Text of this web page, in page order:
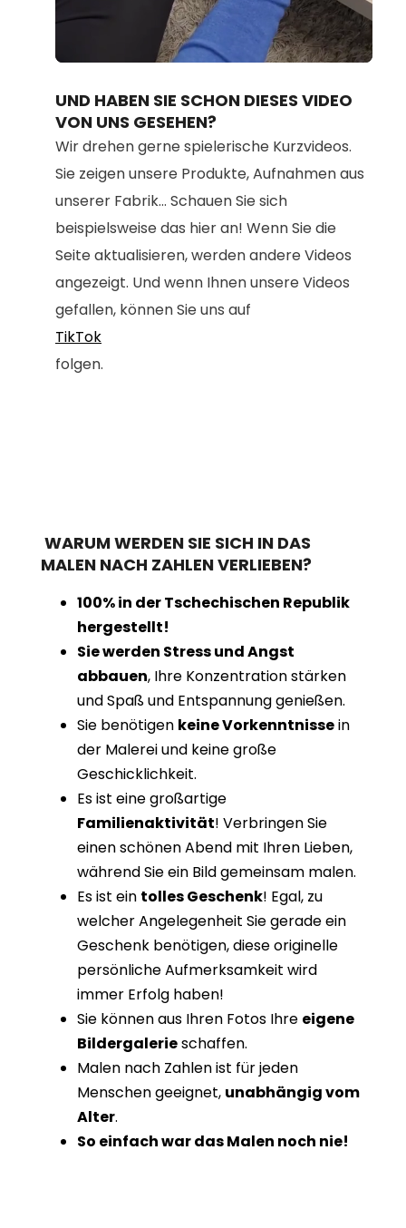
Loaded:
70.19%
UND HABEN SIE SCHON DIESES VIDEO
VON UNS GESEHEN?
Wir drehen gerne spielerische Kurzvideos.
Sie zeigen unsere Produkte, Aufnahmen aus
unserer Fabrik... Schauen Sie sich
beispielsweise das hier an! Wenn Sie die
Seite aktualisieren, werden andere Videos
angezeigt. Und wenn Ihnen unsere Videos
gefallen, können Sie uns auf
TikTok
folgen.
WARUM WERDEN SIE SICH IN DAS
MALEN NACH ZAHLEN VERLIEBEN?
100% in der Tschechischen Republik
hergestellt!
Sie werden Stress und Angst
abbauen, Ihre Konzentration stärken
und Spaß und Entspannung genießen.
Sie benötigen keine Vorkenntnissein
der Malerei und keine große
Geschicklichkeit.
Es ist eine großartige
Familienaktivität! Verbringen Sie
einen schönen Abend mit Ihren Lieben,
während Sie ein Bild gemeinsam malen.
Es ist ein tolles Geschenk! Egal, zu
welcher Angelegenheit Sie gerade ein
Geschenk benötigen, diese originelle
persönliche Aufmerksamkeit wird
immer Erfolg haben!
Sie können aus Ihren Fotos Ihre eigene
Bildergalerieschaffen.
Malen nach Zahlen ist für jeden
Menschen geeignet, unabhängig vom
Alter.
So einfach war das Malen noch nie!